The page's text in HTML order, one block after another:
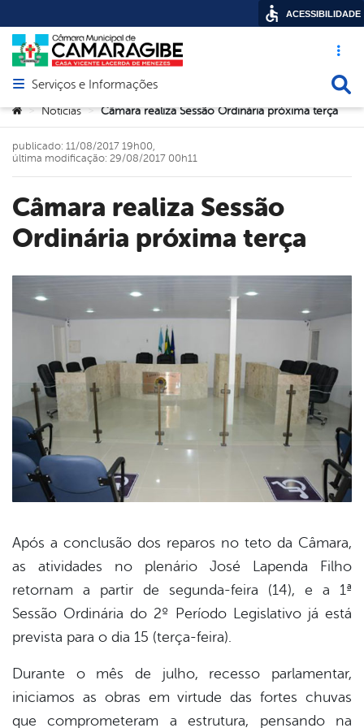
Acesso
Abrir menu principal de navegação
Serviços e Informações
Você está aqui:
> Noticias > Câmara realiza Sessão Ordinária próxima terça
Câmara realiza Sessão
Ordinária próxima terça
publicado: 11/08/2017 19h00,
última modificação: 29/08/2017 00h11
Após a conclusão dos reparos no teto da Câmara,
as atividades no plenário José Lapenda Filho
retornam a partir de segunda-feira (14), e a 1ª
Sessão Ordinária do 2º Período Legislativo já está
prevista para o dia 15 (terça-feira).
Durante o mês de julho, recesso parlamentar,
iniciamos as obras em virtude das fortes chuvas
que comprometeram a estrutura, pensando na
ACESSIBILIDADE